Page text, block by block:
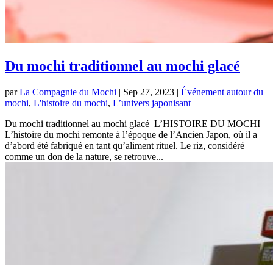
Du mochi traditionnel au mochi glacé
parLa Compagnie du Mochi | Sep 27, 2023 | Événement autour du
mochi, L'histoire du mochi, L’univers japonisant
Du mochi traditionnel au mochi glacé L’HISTOIRE DU MOCHI
L’histoire du mochi remonte à l’époque de l’Ancien Japon, où il a
d’abord été fabriqué en tant qu’aliment rituel. Le riz, considéré
comme un don de la nature, se retrouve...